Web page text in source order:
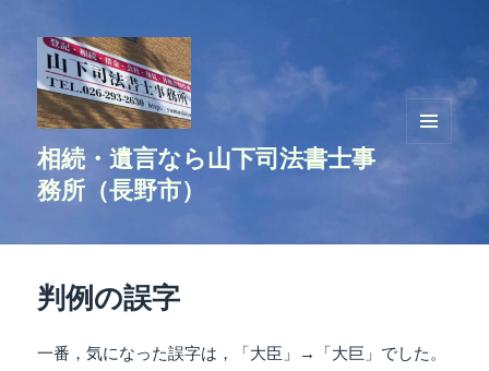
相続・遺言なら山下司法書士事
務所（長野市）
判例の誤字
一番，気になった誤字は，「大臣」→「大巨」でした。